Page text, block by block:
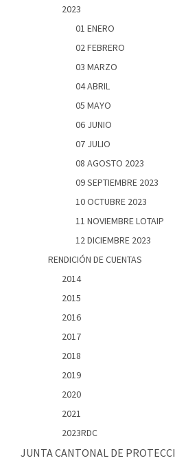
2023
01 ENERO
02 FEBRERO
03 MARZO
04 ABRIL
05 MAYO
06 JUNIO
07 JULIO
08 AGOSTO 2023
09 SEPTIEMBRE 2023
10 OCTUBRE 2023
11 NOVIEMBRE LOTAIP
12 DICIEMBRE 2023
RENDICIÓN DE CUENTAS
2014
2015
2016
2017
2018
2019
2020
2021
2023RDC
JUNTA CANTONAL DE